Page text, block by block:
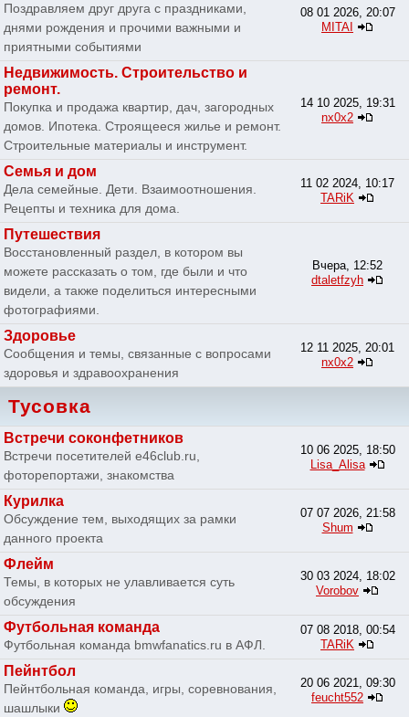
Поздравляем друг друга с праздниками,
днями рождения и прочими важными и
приятными событиями
08 01 2026, 20:07
MITAI
Недвижимость. Строительство и
ремонт.
Покупка и продажа квартир, дач, загородных
домов. Ипотека. Строящееся жилье и ремонт.
Строительные материалы и инструмент.
14 10 2025, 19:31
nx0x2
Семья и дом
Дела семейные. Дети. Взаимоотношения.
Рецепты и техника для дома.
11 02 2024, 10:17
TARiK
Путешествия
Восстановленный раздел, в котором вы
можете рассказать о том, где были и что
видели, а также поделиться интересными
фотографиями.
Вчера, 12:52
dtaletfzyh
Здоровье
Сообщения и темы, связанные с вопросами
здоровья и здравоохранения
12 11 2025, 20:01
nx0x2
Тусовка
Встречи соконфетников
Встречи посетителей e46club.ru,
фоторепортажи, знакомства
10 06 2025, 18:50
Lisa_Alisa
Курилка
Обсуждение тем, выходящих за рамки
данного проекта
07 07 2026, 21:58
Shum
Флейм
Темы, в которых не улавливается суть
обсуждения
30 03 2024, 18:02
Vorobov
Футбольная команда
Футбольная команда bmwfanatics.ru в АФЛ.
07 08 2018, 00:54
TARiK
Пейнтбол
Пейнтбольная команда, игры, соревнования,
шашлыки
20 06 2021, 09:30
feucht552